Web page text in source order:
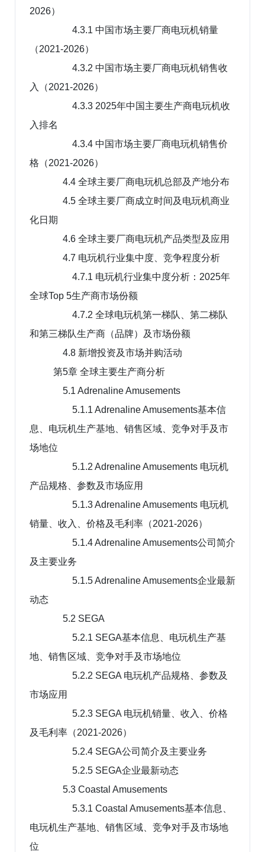
2026）
4.3.1 中国市场主要厂商电玩机销量
（2021-2026）
4.3.2 中国市场主要厂商电玩机销售收
入（2021-2026）
4.3.3 2025年中国主要生产商电玩机收
入排名
4.3.4 中国市场主要厂商电玩机销售价
格（2021-2026）
4.4 全球主要厂商电玩机总部及产地分布
4.5 全球主要厂商成立时间及电玩机商业
化日期
4.6 全球主要厂商电玩机产品类型及应用
4.7 电玩机行业集中度、竞争程度分析
4.7.1 电玩机行业集中度分析：2025年
全球Top 5生产商市场份额
4.7.2 全球电玩机第一梯队、第二梯队
和第三梯队生产商（品牌）及市场份额
4.8 新增投资及市场并购活动
第5章 全球主要生产商分析
5.1 Adrenaline Amusements
5.1.1 Adrenaline Amusements基本信
息、电玩机生产基地、销售区域、竞争对手及市
场地位
5.1.2 Adrenaline Amusements 电玩机
产品规格、参数及市场应用
5.1.3 Adrenaline Amusements 电玩机
销量、收入、价格及毛利率（2021-2026）
5.1.4 Adrenaline Amusements公司简介
及主要业务
5.1.5 Adrenaline Amusements企业最新
动态
5.2 SEGA
5.2.1 SEGA基本信息、电玩机生产基
地、销售区域、竞争对手及市场地位
5.2.2 SEGA 电玩机产品规格、参数及
市场应用
5.2.3 SEGA 电玩机销量、收入、价格
及毛利率（2021-2026）
5.2.4 SEGA公司简介及主要业务
5.2.5 SEGA企业最新动态
5.3 Coastal Amusements
5.3.1 Coastal Amusements基本信息、
电玩机生产基地、销售区域、竞争对手及市场地
位